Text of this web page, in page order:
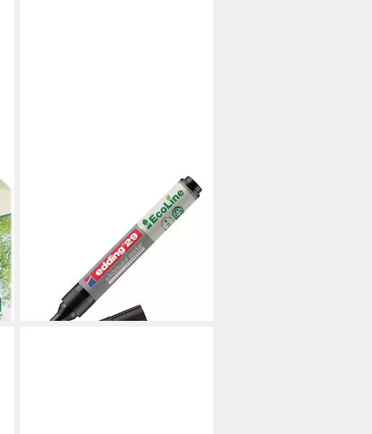
Whiteboard Marker Edding 4-29001
Whiteboardmarker Schwarz 1 St.
2,13 €
lieferbar - in 5-6 Werktagen bei dir